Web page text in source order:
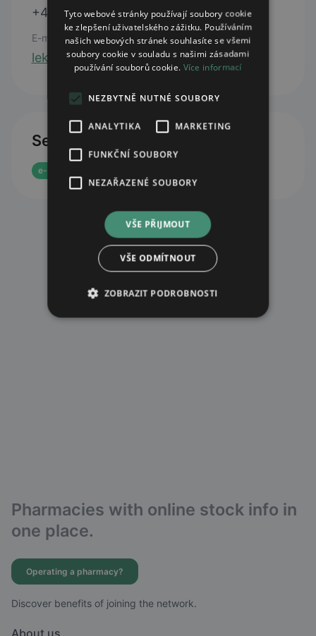
+420 251 555 898
E-mail
lekarna.vmt@gmail.com
Services
e-prescription reservation
Pharmacies with online stock info in
one place.
Operating a pharmacy?
Discover benefits of joining the network.
About us
Tyto webové stránky používají soubory cookie
ke zlepšení uživatelského zážitku. Používáním
našich webových stránek souhlasíte se všemi
soubory cookie v souladu s našimi zásadami
používání souborů cookie. Více informací
NEZBYTNĚ NUTNÉ SOUBORY
ANALYTIKA MARKETING
FUNKČNÍ SOUBORY
NEZAŘAZENÉ SOUBORY
VŠE PŘIJMOUT
VŠE ODMÍTNOUT
ZOBRAZIT PODROBNOSTI